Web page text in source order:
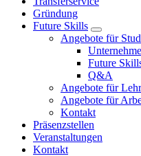
Gründung
Future Skills
Angebote für
Future
Q&A
Angebote für
Angebote für
Kontakt
Präsenzstellen
Veranstaltungen
Kontakt